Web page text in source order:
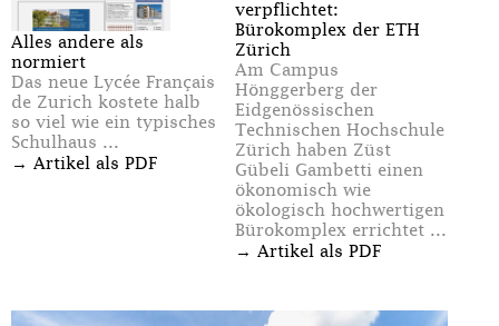
Alles andere als
normiert
Das neue Lycée Français
de Zurich kostete halb
so viel wie ein typisches
Schulhaus ...
→ Artikel als PDF
verpflichtet:
Bürokomplex der ETH
Zürich
Am Campus
Hönggerberg der
Eidgenössischen
Technischen Hochschule
Zürich haben Züst
Gübeli Gambetti einen
ökonomisch wie
ökologisch hochwertigen
Bürokomplex errichtet ...
→ Artikel als PDF